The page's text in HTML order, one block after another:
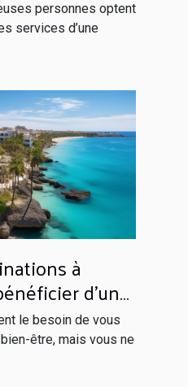
personnes optent
services d’une
à
d’un
le besoin de vous
être, mais vous ne